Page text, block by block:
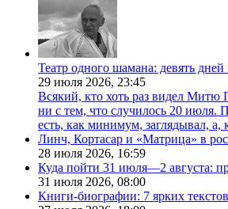
Театр одного шамана: девять
29 июля 2026, 23:45
Всякий, кто хоть раз видел Митю
ни с тем, что случилось 20 июля.
есть, как минимум, заглядывал, а,
Линч, Кортасар и «Матрица» в
28 июля 2026, 16:59
Куда пойти 31 июля—2 августа:
31 июля 2026, 08:00
Книги-биографии: 7 ярких